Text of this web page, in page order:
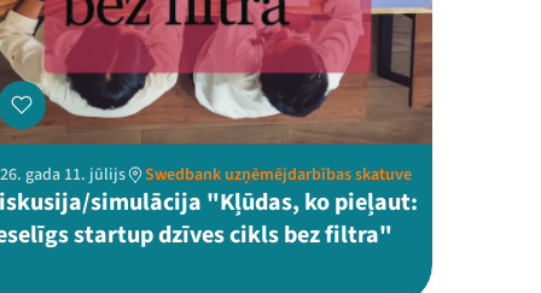
gada 11. jūlijs Swedbank uzņēmējdarbības skatuve
simulācija "Kļūdas, ko pieļaut:
startup dzīves cikls bez filtra"